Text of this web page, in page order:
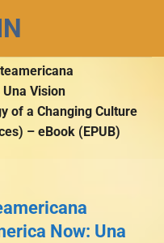
Vision
of a Changing Culture
– eBook (EPUB)
Now: Una